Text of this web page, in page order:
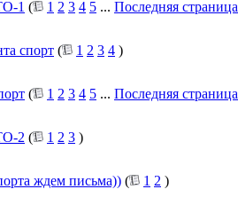
1 ( 1 2 3 4 5 ... Последняя страница
спорт ( 1 2 3 4 )
( 1 2 3 4 5 ... Последняя страница
2 ( 1 2 3 )
ждем письма)) ( 1 2 )